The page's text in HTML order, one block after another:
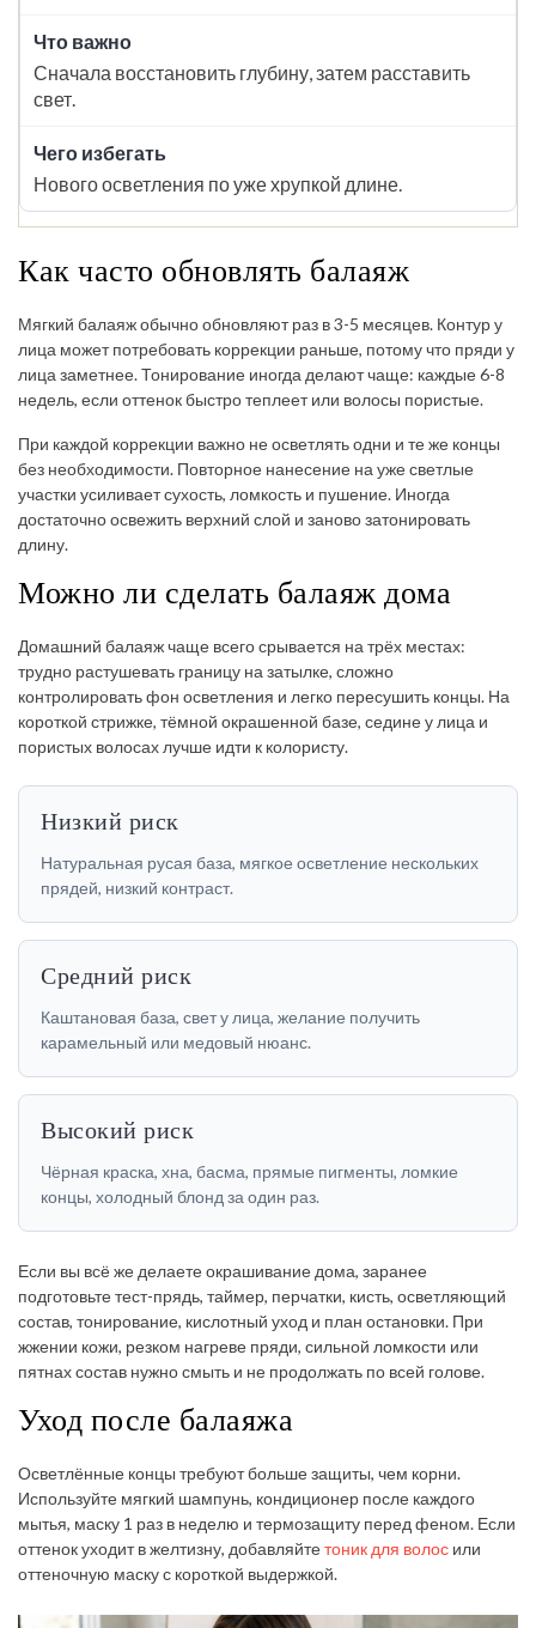
Сначала восстановить глубину, затем расставить
свет.
Нового осветления по уже хрупкой длине.
Как часто обновлять балаяж
Мягкий балаяж обычно обновляют раз в 3-5 месяцев. Контур у
лица может потребовать коррекции раньше, потому что пряди у
лица заметнее. Тонирование иногда делают чаще: каждые 6-8
недель, если оттенок быстро теплеет или волосы пористые.
При каждой коррекции важно не осветлять одни и те же концы
без необходимости. Повторное нанесение на уже светлые
участки усиливает сухость, ломкость и пушение. Иногда
достаточно освежить верхний слой и заново затонировать
длину.
Можно ли сделать балаяж дома
Домашний балаяж чаще всего срывается на трёх местах:
трудно растушевать границу на затылке, сложно
контролировать фон осветления и легко пересушить концы. На
короткой стрижке, тёмной окрашенной базе, седине у лица и
пористых волосах лучше идти к колористу.
Низкий риск
Натуральная русая база, мягкое осветление нескольких
прядей, низкий контраст.
Средний риск
Каштановая база, свет у лица, желание получить
карамельный или медовый нюанс.
Высокий риск
Чёрная краска, хна, басма, прямые пигменты, ломкие
концы, холодный блонд за один раз.
Если вы всё же делаете окрашивание дома, заранее
подготовьте тест-прядь, таймер, перчатки, кисть, осветляющий
состав, тонирование, кислотный уход и план остановки. При
жжении кожи, резком нагреве пряди, сильной ломкости или
пятнах состав нужно смыть и не продолжать по всей голове.
Уход после балаяжа
Осветлённые концы требуют больше защиты, чем корни.
Используйте мягкий шампунь, кондиционер после каждого
мытья, маску 1 раз в неделю и термозащиту перед феном. Если
оттенок уходит в желтизну, добавляйте тоник для волос или
оттеночную маску с короткой выдержкой.